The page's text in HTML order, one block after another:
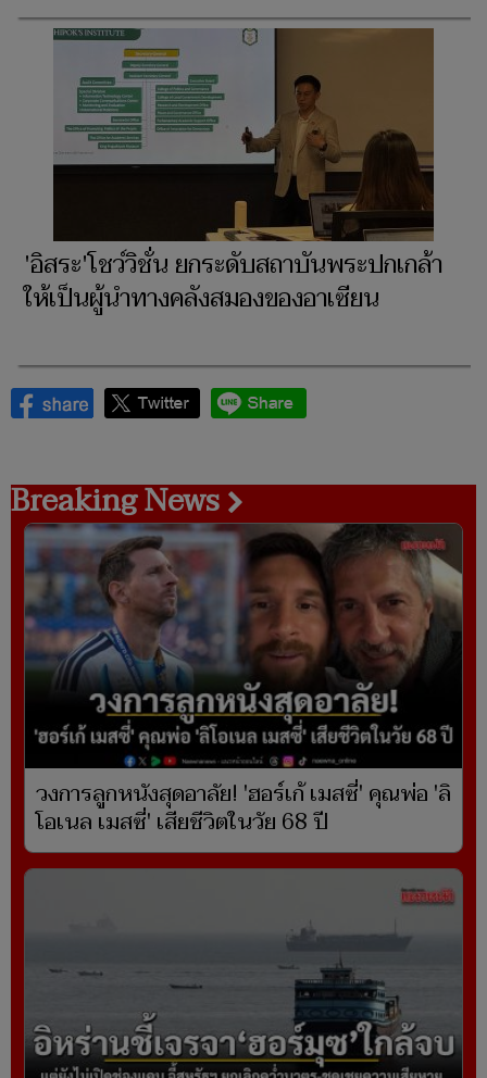
'อิสระ'โชว์วิชั่น ยกระดับสถาบันพระปกเกล้า
ให้เป็นผู้นำทางคลังสมองของอาเซียน
Breaking News
วงการลูกหนังสุดอาลัย! 'ฮอร์เก้ เมสซี่' คุณพ่อ 'ลิ
โอเนล เมสซี่' เสียชีวิตในวัย 68 ปี